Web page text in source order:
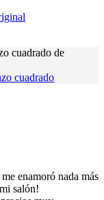
cuadrado
enamoró nada más
salón!